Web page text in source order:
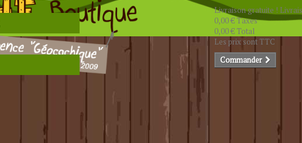
Livraison gratuite !
0,00 €Taxes
0,00 € Total
Les prix sont TTC
Commander